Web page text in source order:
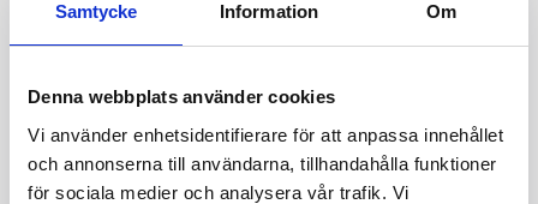
Samtycke Information Om
Denna webbplats använder cookies
Vi använder enhetsidentifierare för att anpassa innehållet
och annonserna till användarna, tillhandahålla funktioner
för sociala medier och analysera vår trafik. Vi